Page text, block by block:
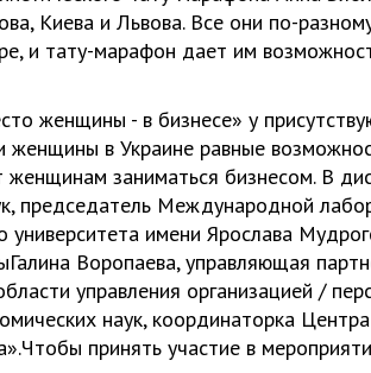
Киева и Львова. Все они по-
и тату-марафон дает им
женщины - в бизнесе» у
в Украине равные
заниматься бизнесом. В
председатель Международной
имени Ярослава
Воропаева, управляющая
управления организацией /
наук, координаторка
принять участие в